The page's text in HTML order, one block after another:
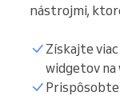
nástrojmi,
Získajte
widgetov na